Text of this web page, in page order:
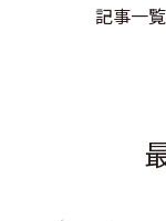
記事一覧